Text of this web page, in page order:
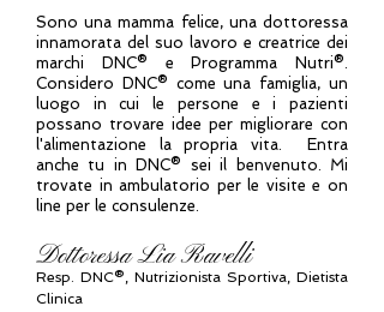
Sono una mamma felice, una dottoressa
innamorata del suo lavoro e creatrice dei
marchi DNC® e Programma Nutri®.
Considero DNC® come una famiglia, un
luogo in cui le persone e i pazienti
possano trovare idee per migliorare con
l'alimentazione la propria vita. Entra
anche tu in DNC® sei il benvenuto. Mi
trovate in ambulatorio per le visite e on
line per le consulenze.
Dottoressa Lia Ravelli
Resp. DNC®, Nutrizionista Sportiva, Dietista
Clinica